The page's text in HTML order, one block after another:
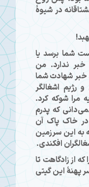
در شیوهٔ
شما برسد یا
ندارد. من
شهادت شما
اشغالگر
مرا شوکه کرد.
که پدرم
در خاک پاک آن
این سرزمین
افکندی.
از زادگاهت تا
پهنهٔ این گیتی